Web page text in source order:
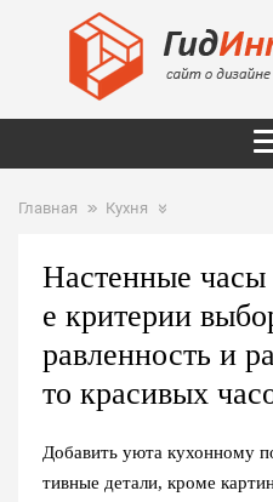
Главная Кухня
Настенные
е критерии
равленность и
то красивых
Добавить уюта кухонному
тивные детали, кроме